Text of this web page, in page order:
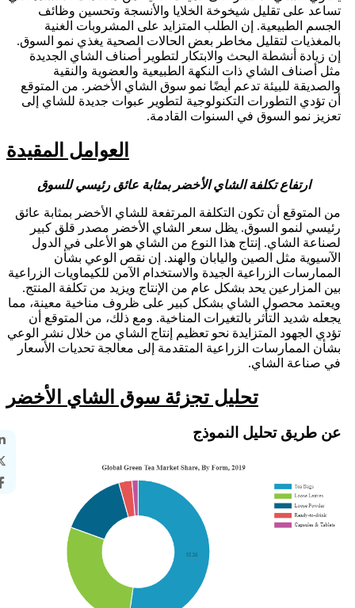
تساعد على تقليل شيخوخة الخلايا والأنسجة وتحسين وظائف
الجسم الطبيعية. إن الطلب المتزايد على المشروبات الغنية
بالمغذيات لتقليل مخاطر بعض الحالات الصحية يغذي نمو السوق.
إن زيادة أنشطة البحث والابتكار لتطوير أصناف الشاي الجديدة
مثل أصناف الشاي ذات النكهة الطبيعية والعضوية والنقية
والصديقة للبيئة تدعم أيضًا نمو سوق الشاي الأخضر. من المتوقع
أن تؤدي التطورات التكنولوجية لتطوير عبوات جديدة للشاي إلى
تعزيز نمو السوق في السنوات القادمة.
العوامل المقيدة
ارتفاع تكلفة الشاي الأخضر بمثابة عائق رئيسي للسوق
من المتوقع أن تكون التكلفة المرتفعة للشاي الأخضر بمثابة عائق
رئيسي لنمو السوق. يظل سعر الشاي الأخضر مصدر قلق كبير
لصناعة الشاي. إنتاج هذا النوع من الشاي هو الأعلى في الدول
الآسيوية مثل الصين واليابان والهند. إن نقص الوعي بشأن
الممارسات الزراعية الجيدة والاستخدام الآمن للكيماويات الزراعية
بين المزارعين يحد بشكل عام من الإنتاج ويزيد من تكلفة المنتج.
ويعتمد محصول الشاي بشكل كبير على ظروف مناخية معينة، مما
يجعله شديد التأثر بالتغيرات المناخية. ومع ذلك، من المتوقع أن
تؤدي الجهود المتزايدة نحو تعظيم إنتاج الشاي من خلال نشر الوعي
بشأن الممارسات الزراعية المتقدمة إلى معالجة تحديات الأسعار
في صناعة الشاي.
تحليل تجزئة سوق الشاي الأخضر
عن طريق تحليل النموذج